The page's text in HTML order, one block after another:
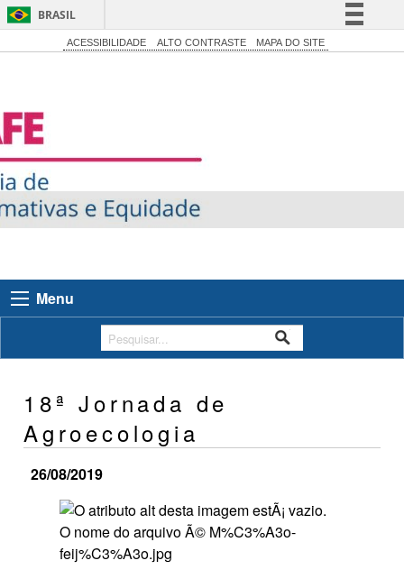
BRASIL
Simplifique!
ACESSIBILIDADE ALTO CONTRASTE MAPA DO SITE
Menu
18ª Jornada de
Agroecologia
26/08/2019